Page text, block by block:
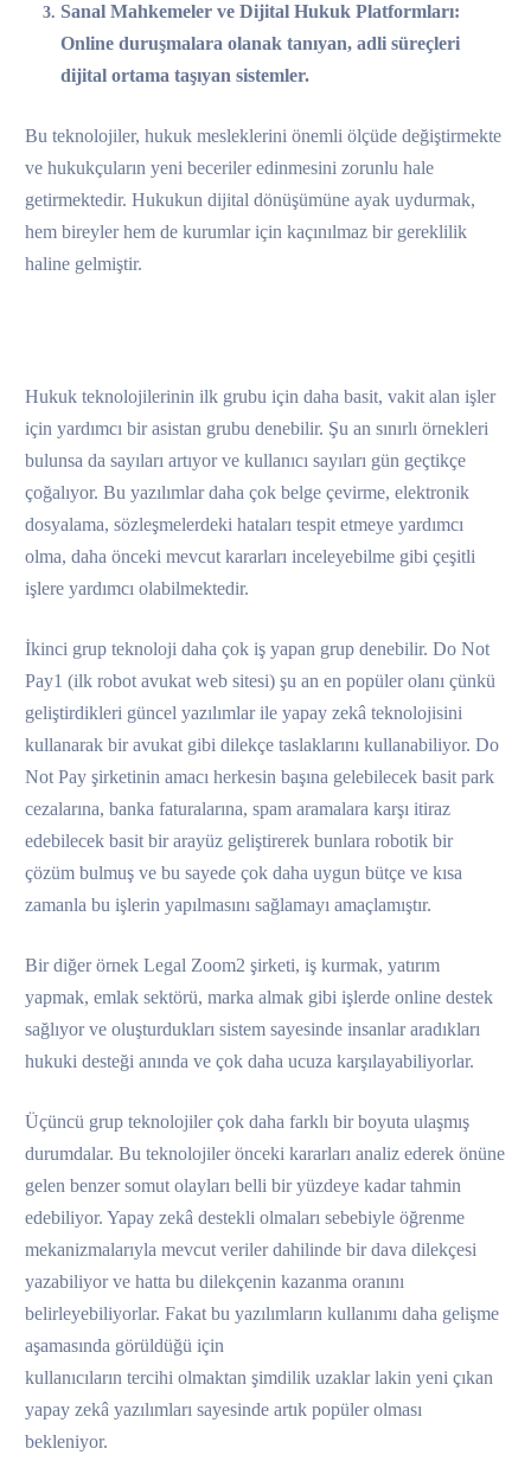
Sanal Mahkemeler ve Dijital Hukuk Platformları:
Online duruşmalara olanak tanıyan, adli süreçleri
dijital ortama taşıyan sistemler.
Bu teknolojiler, hukuk mesleklerini önemli ölçüde değiştirmekte
ve hukukçuların yeni beceriler edinmesini zorunlu hale
getirmektedir. Hukukun dijital dönüşümüne ayak uydurmak,
hem bireyler hem de kurumlar için kaçınılmaz bir gereklilik
haline gelmiştir.
Hukuk teknolojilerinin ilk grubu için daha basit, vakit alan işler
için yardımcı bir asistan grubu denebilir. Şu an sınırlı örnekleri
bulunsa da sayıları artıyor ve kullanıcı sayıları gün geçtikçe
çoğalıyor. Bu yazılımlar daha çok belge çevirme, elektronik
dosyalama, sözleşmelerdeki hataları tespit etmeye yardımcı
olma, daha önceki mevcut kararları inceleyebilme gibi çeşitli
işlere yardımcı olabilmektedir.
İkinci grup teknoloji daha çok iş yapan grup denebilir. Do Not
Pay1 (ilk robot avukat web sitesi) şu an en popüler olanı çünkü
geliştirdikleri güncel yazılımlar ile yapay zekâ teknolojisini
kullanarak bir avukat gibi dilekçe taslaklarını kullanabiliyor. Do
Not Pay şirketinin amacı herkesin başına gelebilecek basit park
cezalarına, banka faturalarına, spam aramalara karşı itiraz
edebilecek basit bir arayüz geliştirerek bunlara robotik bir
çözüm bulmuş ve bu sayede çok daha uygun bütçe ve kısa
zamanla bu işlerin yapılmasını sağlamayı amaçlamıştır.
Bir diğer örnek Legal Zoom2 şirketi, iş kurmak, yatırım
yapmak, emlak sektörü, marka almak gibi işlerde online destek
sağlıyor ve oluşturdukları sistem sayesinde insanlar aradıkları
hukuki desteği anında ve çok daha ucuza karşılayabiliyorlar.
Üçüncü grup teknolojiler çok daha farklı bir boyuta ulaşmış
durumdalar. Bu teknolojiler önceki kararları analiz ederek önüne
gelen benzer somut olayları belli bir yüzdeye kadar tahmin
edebiliyor. Yapay zekâ destekli olmaları sebebiyle öğrenme
mekanizmalarıyla mevcut veriler dahilinde bir dava dilekçesi
yazabiliyor ve hatta bu dilekçenin kazanma oranını
belirleyebiliyorlar. Fakat bu yazılımların kullanımı daha gelişme
aşamasında görüldüğü için
kullanıcıların tercihi olmaktan şimdilik uzaklar lakin yeni çıkan
yapay zekâ yazılımları sayesinde artık popüler olması
bekleniyor.